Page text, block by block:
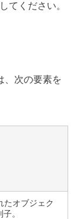
てください。
、次の要素を
たオブジェク
。